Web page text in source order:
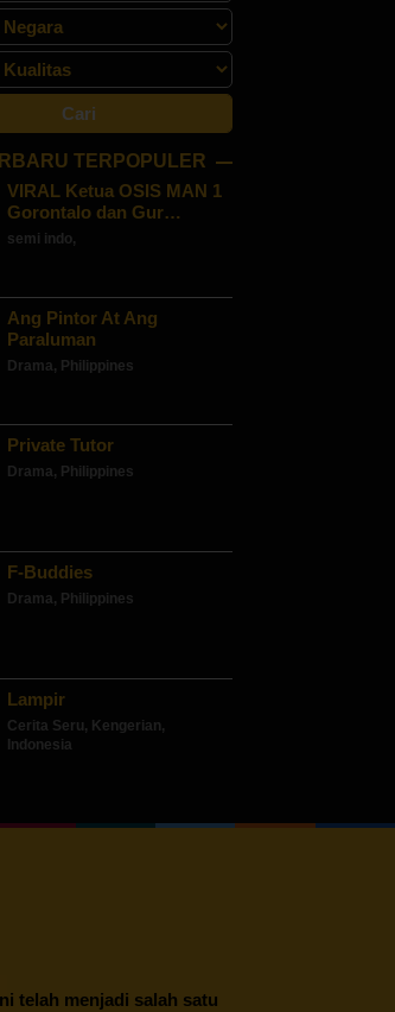
TERPOPULER
VIRAL Ketua OSIS MAN 1
Gorontalo dan Gur…
semi indo,
Ang Pintor At Ang
Paraluman
Drama, Philippines
Private Tutor
Drama, Philippines
F-Buddies
Drama, Philippines
Lampir
Cerita Seru, Kengerian,
Indonesia
telah menjadi salah satu